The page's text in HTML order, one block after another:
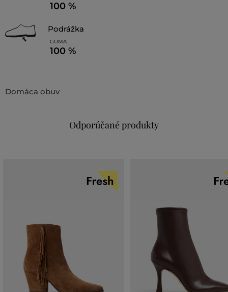
100 %
podrážka
GUMA
100 %
Domáca obuv
Odporúčané produkty